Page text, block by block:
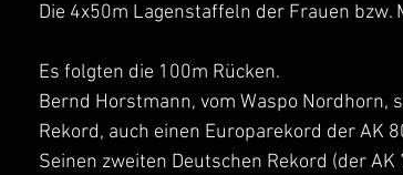
Die 4x50m Lagenstaffeln der Frauen bzw.
Es folgten die 100m Rücken.
Bernd Horstmann, vom Waspo Nordhorn,
Rekord, auch einen Europarekord der AK
Seinen zweiten Deutschen Rekord (der